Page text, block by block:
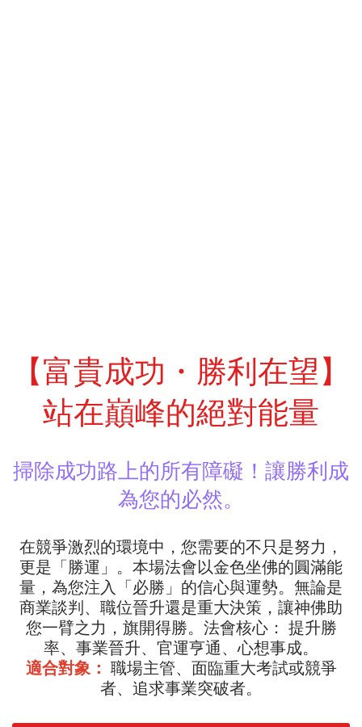
【富貴成功・勝利在望】
站在巔峰的絕對能量
掃除成功路上的所有障礙！讓勝利成
為您的必然。
在競爭激烈的環境中，您需要的不只是努力，
更是「勝運」。本場法會以金色坐佛的圓滿能
量，為您注入「必勝」的信心與運勢。無論是
商業談判、職位晉升還是重大決策，讓神佛助
您一臂之力，旗開得勝。法會核心： 提升勝
率、事業晉升、官運亨通、心想事成。
適合對象： 職場主管、面臨重大考試或競爭
者、追求事業突破者。